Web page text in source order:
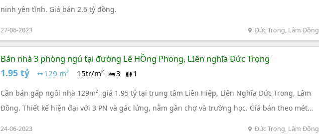
ninh yên tĩnh. Giá bán 2.6 tỷ đồng.
27-06-2023 Đức Trọng, Lâm Đồng
Bán nhà 3 phòng ngủ tại đường Lê HỒng Phong, LIên nghĩa Đức Trọng
1.95 tỷ 129 m² 15tr/m² 3 1
Cần bán gấp ngôi nhà 129m², giá 1.95 tỷ tại trung tâm Liên Hiệp, Liên Nghĩa Đức Trong, Lâm
Đồng. Thiết kế hiện đại với 3 PN và gác lửng, nằm gần chợ và trường học. Giá bán theo mét
24-06-2023 Đức Trọng, Lâm Đồng